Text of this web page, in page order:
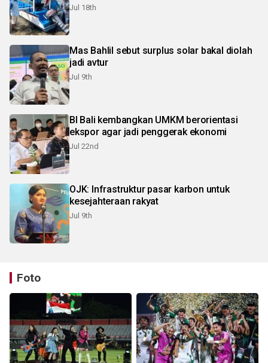
Jul 18th
Mas Bahlil sebut surplus solar bakal diolah
jadi avtur
Jul 9th
BI Bali kembangkan UMKM berorientasi
ekspor agar jadi penggerak ekonomi
Jul 22nd
OJK: Infrastruktur pasar karbon untuk
kesejahteraan rakyat
Jul 9th
Foto